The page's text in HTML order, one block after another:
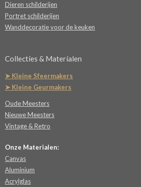
Dieren schilderijen
Portret schilderijen
Wanddecoratie voor de keuken
Collecties & Materialen
➤ Kleine Sfeermakers
➤ Kleine Geurmakers
Oude Meesters
Nieuwe Meesters
Vintage & Retro
Onze Materialen:
Canvas
Aluminium
Acrylglas